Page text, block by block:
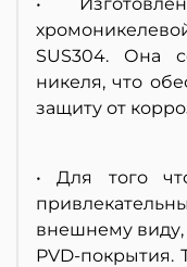
SUS304. Она
никеля, что
защиту от
• Для того
внешнему виду,
PVD-покрытия.